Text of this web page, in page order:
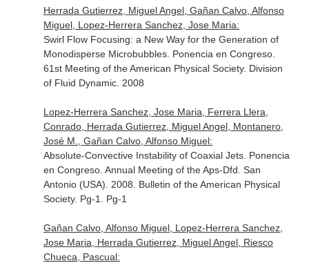
Herrada Gutierrez, Miguel Angel, Gañan Calvo, Alfonso
Miguel, Lopez-Herrera Sanchez, Jose Maria:
Swirl Flow Focusing: a New Way for the Generation of
Monodisperse Microbubbles. Ponencia en Congreso.
61st Meeting of the American Physical Society. Division
of Fluid Dynamic. 2008
Lopez-Herrera Sanchez, Jose Maria, Ferrera Llera,
Conrado, Herrada Gutierrez, Miguel Angel, Montanero,
José M., Gañan Calvo, Alfonso Miguel:
Absolute-Convective Instability of Coaxial Jets. Ponencia
en Congreso. Annual Meeting of the Aps-Dfd. San
Antonio (USA). 2008. Bulletin of the American Physical
Society. Pg-1. Pg-1
Gañan Calvo, Alfonso Miguel, Lopez-Herrera Sanchez,
Jose Maria, Herrada Gutierrez, Miguel Angel, Riesco
Chueca, Pascual: